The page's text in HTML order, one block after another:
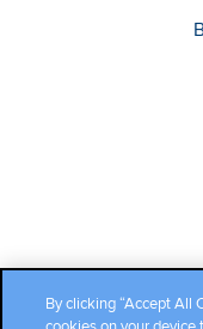
By clicking “Accept All